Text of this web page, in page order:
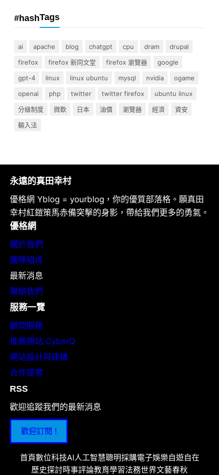
#hashTags
ai apache blog chatgpt cpu dram
drupal
firefox
firefox 新同文堂 firefox 瀏覽器
google
gpt-4
linux linux ubuntu mysql nvidia
ogame
openai
php twitter twitter firefox
ubuntu linux
分級制度
微軟 日本 油價 瀏覽器 經濟
資安
輸入法
永遠的真田幸村
優格網 Yblog = yourblog，你的優質部落格。願真田
幸村紅鎧策馬赤備突擊的身影，帶給我們更多的勇氣。
優格網
關於我們
團隊組成
最新消息
聯絡我們
服務一覽
顧問服務
推薦網站:CyberQ
網站設計與建構
合作提案
RSS
歡迎追蹤我們的最新消息
歡迎訂閱 !
首頁數位科技AI人工智慧聰明採購電子娛樂自遊自在
歷史探討時事評論教育學習法務世界文藝春秋